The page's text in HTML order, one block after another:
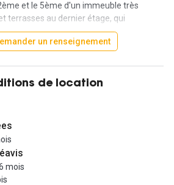
et le 5ème d'un immeuble très
terrasses au dernier étage, qui
l'est avec de nombreux services et
clé en main.
ces bureaux en organisant votre visite
un renseignement
de location
mois